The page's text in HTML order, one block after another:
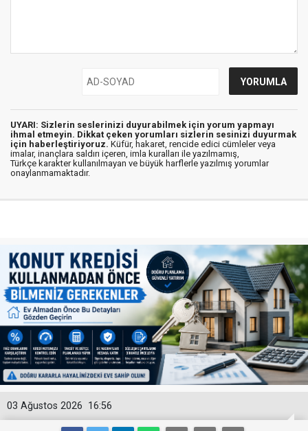
UYARI: Sizlerin seslerinizi duyurabilmek için yorum yapmayı
ihmal etmeyin. Dikkat çeken yorumları sizlerin sesinizi duyurmak
için haberleştiriyoruz. Küfür, hakaret, rencide edici cümleler veya
imalar, inançlara saldırı içeren, imla kuralları ile yazılmamış,
Türkçe karakter kullanılmayan ve büyük harflerle yazılmış yorumlar
onaylanmamaktadır.
16:56
03 Ağustos 2026